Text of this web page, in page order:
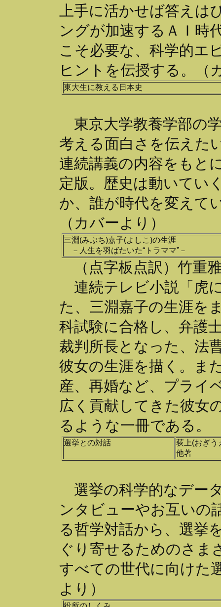
上手に活かせば答え
ングが加速するＡＩ時
こそ必要な、科学的エ
ヒントを伝授する。（
東大生に教える日本史
東京大学教養学部の
考える面白さを伝えた
連続講義の内容をもと
定版。歴史は動いてい
か、誰が時代を変えて
（カバーより）
三淵(みぶち)嘉子(よしこ)の生涯
－人生を羽ばたいた“トラママ”－
（点字板点訳）竹重
連続テレビ小説「虎
た、三淵嘉子の生涯を
科試験に合格し、弁護
裁判所長となった、法
彼女の生涯を描く。ま
産、再婚など、プライ
広く貢献してきた彼女
るような一冊である。
選挙との対話
荻上(おぎ
他著
選挙の科学的なデー
ンタビューやお互いの
る哲学対話から、選挙
ぐり寄せるためのさま
すべての世代に向けた
より）